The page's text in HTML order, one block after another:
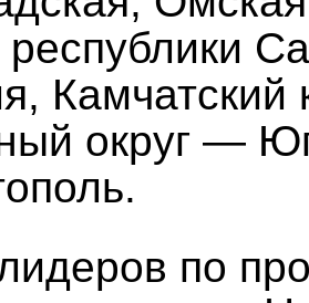
республики
округ —
по